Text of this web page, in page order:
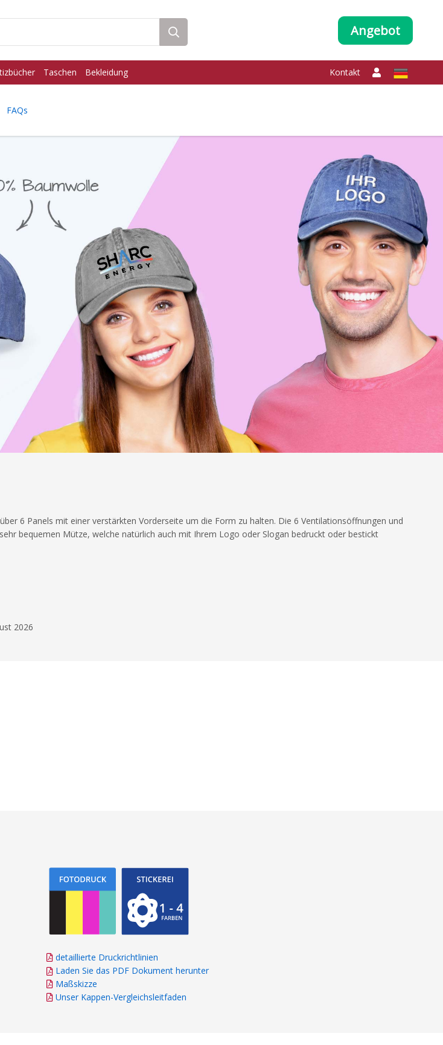
Angebot
Taschen Bekleidung Kontakt
FAQs
6 Panels mit einer verstärkten Vorderseite um die Form zu halten. Die 6 Ventilationsöffnungen und
bequemen Mütze, welche natürlich auch mit Ihrem Logo oder Slogan bedruckt oder bestickt
2026
detaillierte Druckrichtlinien
Laden Sie das PDF Dokument herunter
Maßskizze
Unser Kappen-Vergleichsleitfaden